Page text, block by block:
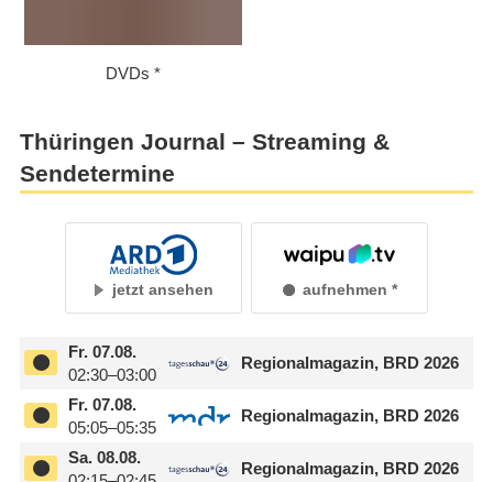
DVDs
Thüringen Journal – Streaming &
Sendetermine
jetzt ansehen aufnehmen
Fr.07.08.
02:30–03:00
Regionalmagazin, BRD 2026
Fr.07.08.
05:05–05:35
Regionalmagazin, BRD 2026
Sa.08.08.
Regionalmagazin, BRD 2026